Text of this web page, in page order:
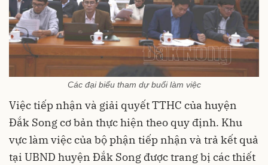
Các đại biểu tham dự buổi làm việc
Việc tiếp nhận và giải quyết TTHC của huyện
Đắk Song cơ bản thực hiện theo quy định. Khu
vực làm việc của bộ phận tiếp nhận và trả kết quả
tại UBND huyện Đắk Song được trang bị các thiết